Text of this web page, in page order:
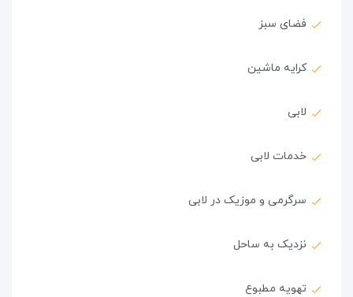
فضای سبز
کرایه ماشین
لابی
خدمات لابی
سرگرمی و موزیک در لابی
نزدیک به ساحل
تهویه مطبوع